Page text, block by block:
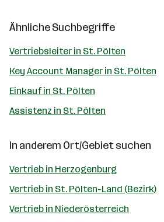
Ähnliche Suchbegriffe
Vertriebsleiter in St. Pölten
Key Account Manager in St. Pölten
Einkauf in St. Pölten
Assistenz in St. Pölten
In anderem Ort/Gebiet suchen
Vertrieb in Herzogenburg
Vertrieb in St. Pölten-Land (Bezirk)
Vertrieb in Niederösterreich